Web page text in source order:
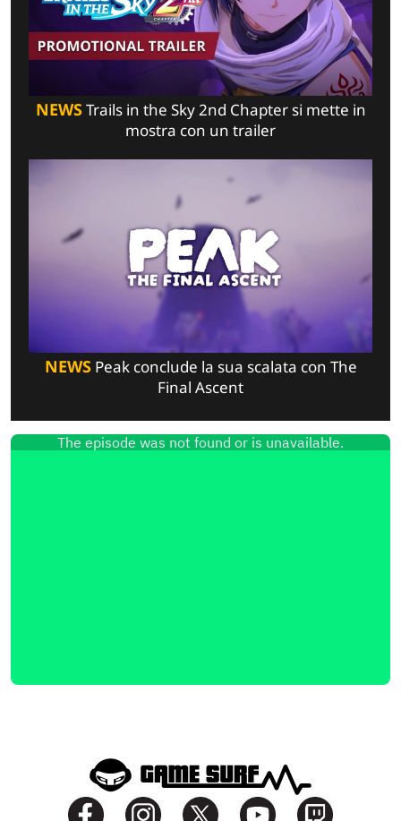
NEWSTrails in the Sky 2nd Chapter si mette in
mostra con un trailer
NEWSPeak conclude la sua scalata con The
Final Ascent